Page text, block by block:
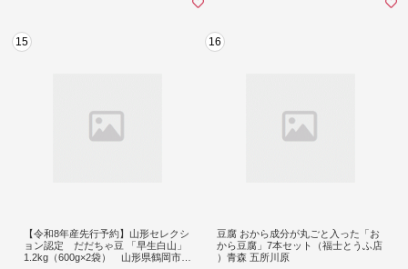
15
【令和8年産先行予約】山形セレクシ
ョン認定 だだちゃ豆 「早生白山」
1.2kg（600g×2袋） 山形県鶴岡市
16
豆腐 おから成分が丸ごと入った「お
から豆腐」7本セット（福士とうふ店
）青森 五所川原